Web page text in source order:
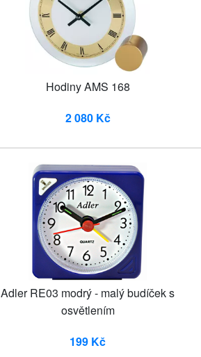
Hodiny AMS 168
2 080 Kč
Adler RE03 modrý - malý budíček s
osvětlením
199 Kč